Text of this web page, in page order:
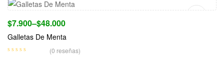
$7.900–$48.000
Galletas De Menta
(0 reseñas)
Seleccionar Opciones